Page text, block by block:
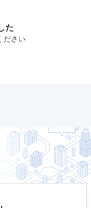
た
ださい